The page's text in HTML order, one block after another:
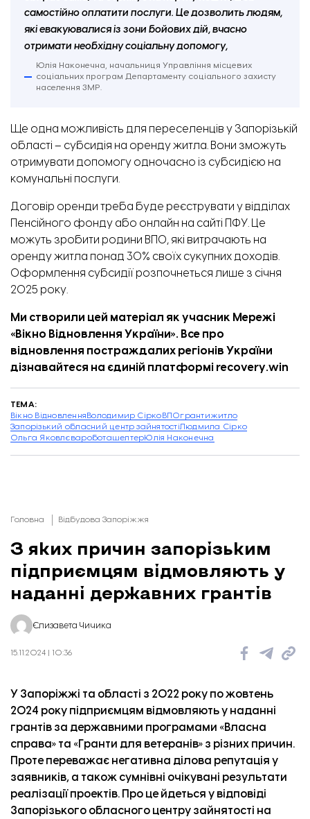
самостійно оплатити послуги. Це дозволить людям,
які евакуювалися із зони бойових дій, вчасно
отримати необхідну соціальну допомогу,
Юлія Наконечна, начальниця Управління місцевих
соціальних програм Департаменту соціального захисту
населення ЗМР.
Ще одна можливість для переселенців у Запорізькій
області – субсидія на оренду житла. Вони зможуть
отримувати допомогу одночасно із субсидією на
комунальні послуги.
Договір оренди треба буде реєструвати у відділах
Пенсійного фонду або онлайн на сайті ПФУ. Це
можуть зробити родини ВПО, які витрачають на
оренду житла понад 30% своїх сукупних доходів.
Оформлення субсидії розпочнеться лише з січня
2025 року.
Ми створили цей матеріал як учасник Мережі
«Вікно Відновлення України». Все про
відновлення постраждалих регіонів України
дізнавайтеся на єдиній платформі recovery.win
ТЕМА:
Вікно ВідновленняВолодимир СіркоВПОгрантижитло
Запорізький обласний центр зайнятостіЛюдмила Сірко
Ольга ЯковлєвароботашелтерЮлія Наконечна
Головна Відбудова Запоріжжя
З яких причин запорізьким
підприємцям відмовляють у
наданні державних грантів
Єлизавета Чичика
15.11.2024 | 10:36
У Запоріжжі та області з 2022 року по жовтень
2024 року підприємцям відмовляють у наданні
грантів за державними програмами «Власна
справа» та «Гранти для ветеранів» з різних причин.
Проте переважає негативна ділова репутація у
заявників, а також сумнівні очікувані результати
реалізації проектів. Про це йдеться у відповіді
Запорізького обласного центру зайнятості на